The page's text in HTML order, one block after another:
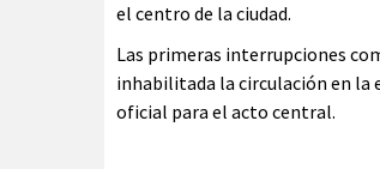
el centro de la ciudad.
Las primeras interrupciones
inhabilitada la circulación en la
oficial para el acto central.